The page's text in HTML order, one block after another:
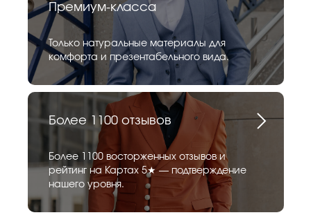
Премиум-класса
Только натуральные материалы для
комфорта и презентабельного вида.
Более 1100 отзывов
Более 1100 восторженных отзывов и
рейтинг на Картах 5★ — подтверждение
нашего уровня.